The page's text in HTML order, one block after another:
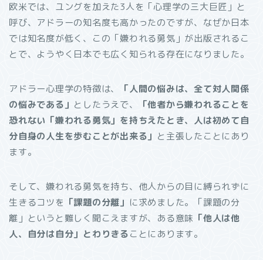
欧米では、ユングを加えた3人を「心理学の三大巨匠」と
呼び、アドラーの知名度も高かったのですが、なぜか日本
では知名度が低く、この「嫌われる勇気」が出版されるこ
とで、ようやく日本でも広く知られる存在になりました。
アドラー心理学の特徴は、
「人間の悩みは、全て対人関係
の悩みである」 としたうえで、
「他者から嫌われることを
恐れない「嫌われる勇気」を持ちえたとき、人は初めて自
分自身の人生を歩むことが出来る」 と主張したことにあり
ます。
そして、嫌われる勇気を持ち、他人からの目に縛られずに
生きるコツを 「課題の分離」 に求めました。「課題の分
離」というと難しく聞こえますが、ある意味 「他人は他
人、自分は自分」とわりきることにあります。